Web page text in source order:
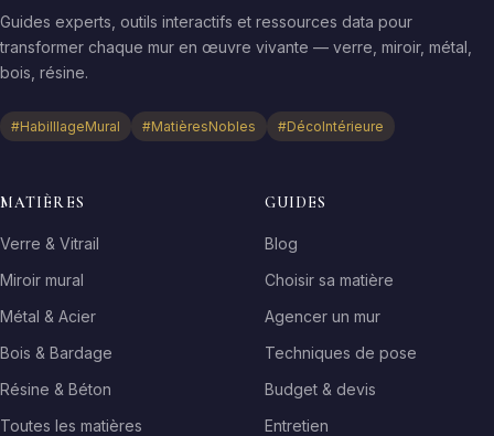
Guides experts, outils interactifs et ressources data pour
transformer chaque mur en œuvre vivante — verre, miroir, métal,
bois, résine.
#HabilllageMural #MatièresNobles #DécoIntérieure
MATIÈRES
Verre & Vitrail
Miroir mural
Métal & Acier
Bois & Bardage
Résine & Béton
Toutes les matières
GUIDES
Blog
Choisir sa matière
Agencer un mur
Techniques de pose
Budget & devis
Entretien